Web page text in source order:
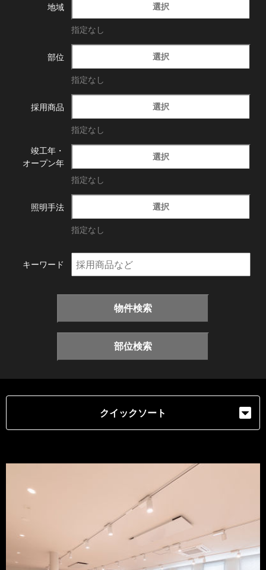
地域 選択
指定なし
部位 選択
指定なし
採用商品 選択
指定なし
竣工年・
オープン年
選択
指定なし
照明手法 選択
指定なし
キーワード
物件検索
部位検索
クイックソート